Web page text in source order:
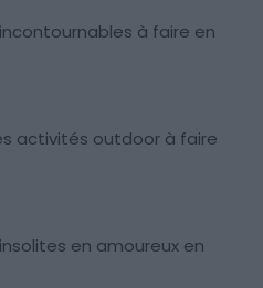
à faire en
activités outdoor à faire
en amoureux en